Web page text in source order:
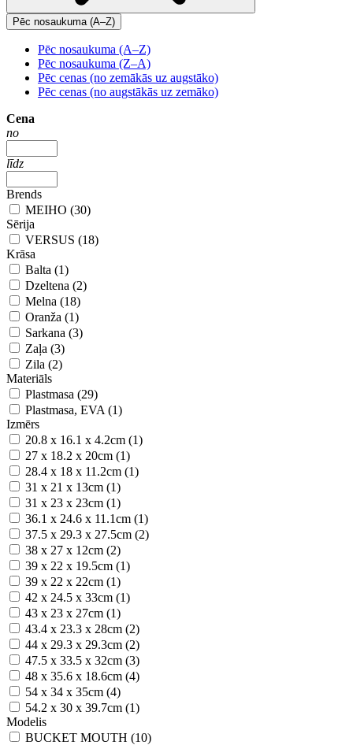
Pēc nosaukuma (A–Z)
Pēc nosaukuma (A–Z)
Pēc nosaukuma (Z–A)
Pēc cenas (no zemākās uz augstāko)
Pēc cenas (no augstākās uz zemāko)
Cena
no
līdz
Brends
MEIHO (30)
Sērija
VERSUS (18)
Krāsa
Balta (1)
Dzeltena (2)
Melna (18)
Oranža (1)
Sarkana (3)
Zaļa (3)
Zila (2)
Materiāls
Plastmasa (29)
Plastmasa, EVA (1)
Izmērs
20.8 х 16.1 х 4.2cm (1)
27 x 18.2 x 20cm (1)
28.4 x 18 x 11.2cm (1)
31 x 21 x 13cm (1)
31 x 23 x 23cm (1)
36.1 x 24.6 x 11.1cm (1)
37.5 x 29.3 x 27.5cm (2)
38 x 27 x 12cm (2)
39 x 22 x 19.5cm (1)
39 x 22 x 22cm (1)
42 x 24.5 x 33cm (1)
43 x 23 x 27cm (1)
43.4 x 23.3 x 28cm (2)
44 x 29.3 x 29.3cm (2)
47.5 x 33.5 x 32cm (3)
48 x 35.6 x 18.6cm (4)
54 x 34 x 35cm (4)
54.2 x 30 x 39.7cm (1)
Modelis
BUCKET MOUTH (10)